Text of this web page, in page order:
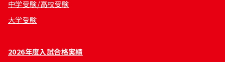
中学受験/高校受験
大学受験
2026年度入試合格実績